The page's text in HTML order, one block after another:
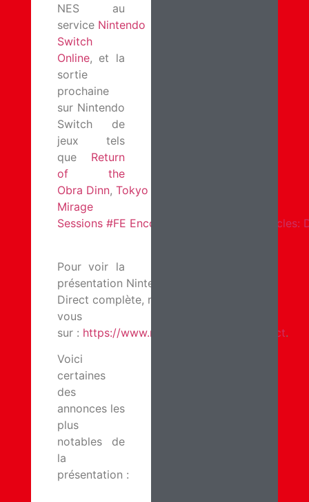
NES au
service Nintendo
Switch
Online, et la
sortie
prochaine
sur Nintendo
Switch de
jeux tels
que Return
of the
Obra Dinn, Tokyo
Mirage
Sessions #FE Encore
Xenoblade
Pour voir la
présentation Nintendo
Direct complète, rendez-
vous
sur : https://www.nintendo.fr/nintendodirect.
Voici
certaines
des
annonces les
plus
notables de
la
présentation :